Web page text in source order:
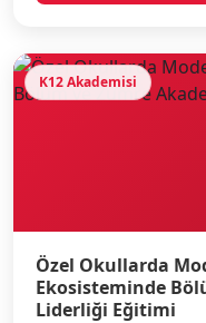
K12 Akademisi
Özel Okullarda
Ekosisteminde
Liderliği Eğitimi